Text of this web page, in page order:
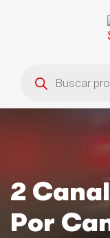
contenido
productos
2
Por